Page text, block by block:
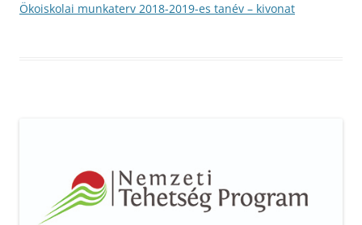
Ökoiskolai munkaterv 2018-2019-es tanév – kivonat